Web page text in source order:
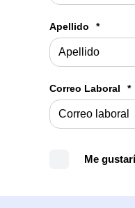
Apellido *
Correo Laboral *
Me